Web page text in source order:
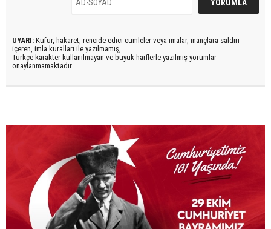
UYARI: Küfür, hakaret, rencide edici cümleler veya imalar, inançlara saldırı
içeren, imla kuralları ile yazılmamış,
Türkçe karakter kullanılmayan ve büyük harflerle yazılmış yorumlar
onaylanmamaktadır.